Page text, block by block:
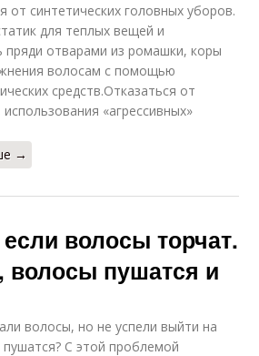
от синтетических головных уборов.
для теплых вещей и
пряди отварами из ромашки, коры
волосам с помощью
средств.Отказаться от
«агрессивных»
→
волосы торчат.
волосы пушатся и
волосы, но не успели выйти на
пушатся? С этой проблемой